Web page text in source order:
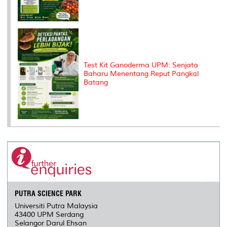
Test Kit Ganoderma UPM: Senjata
Baharu Menentang Reput Pangkal
Batang
PUTRA SCIENCE PARK
Universiti Putra Malaysia
43400 UPM Serdang
Selangor Darul Ehsan